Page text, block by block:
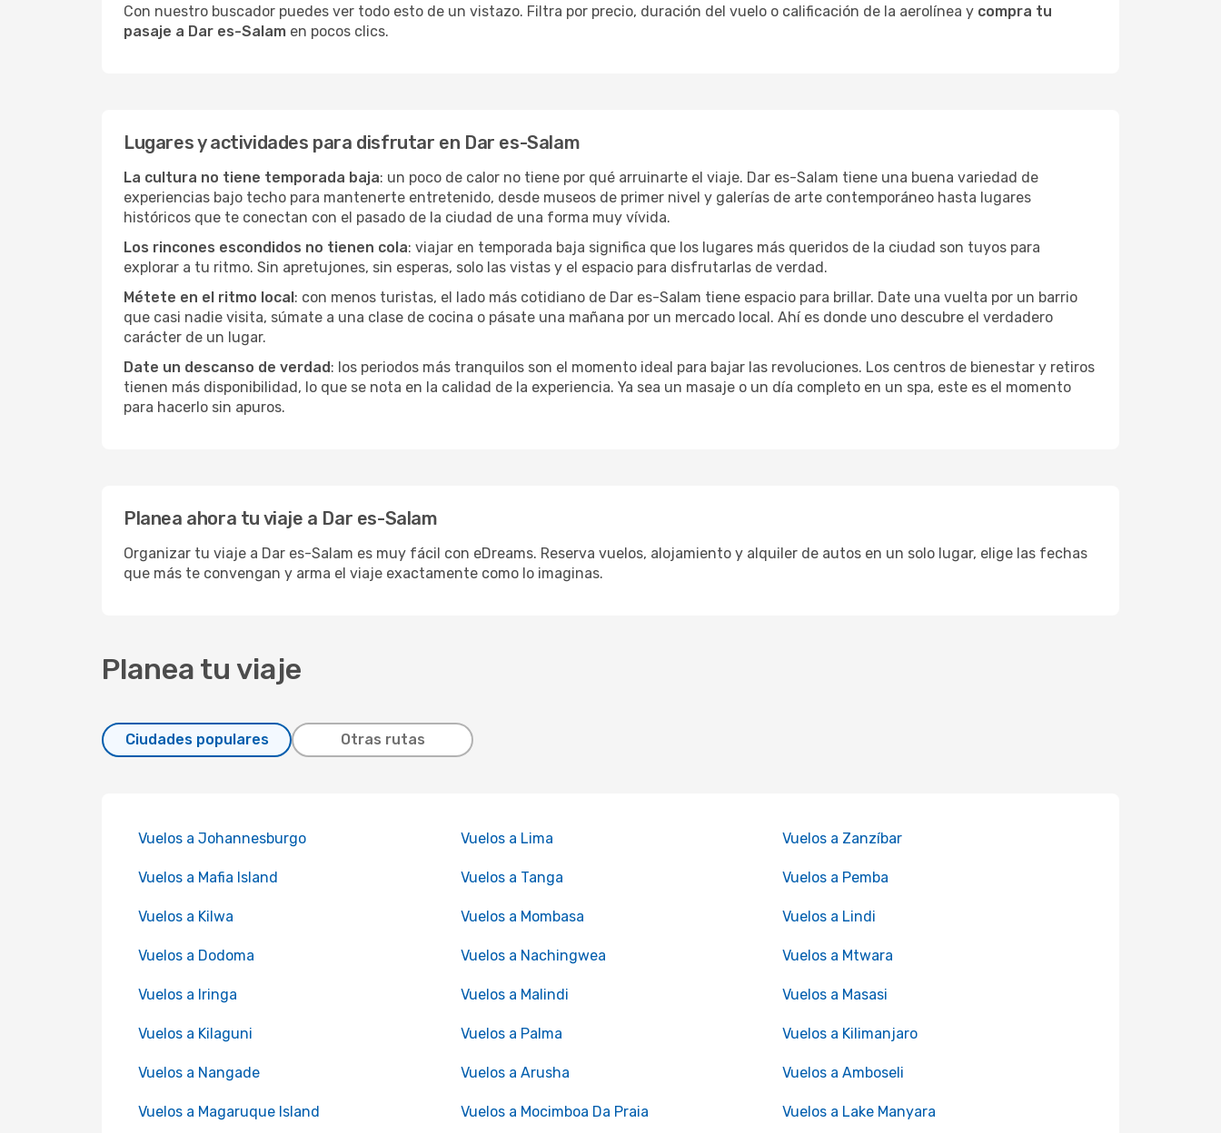
Con nuestro buscador puedes ver todo esto de un vistazo. Filtra por precio, duración del vuelo o calificación de la aerolínea y compra tu
pasaje a Dar es-Salam en pocos clics.
Lugares y actividades para disfrutar en Dar es-Salam
La cultura no tiene temporada baja: un poco de calor no tiene por qué arruinarte el viaje. Dar es-Salam tiene una buena variedad de
experiencias bajo techo para mantenerte entretenido, desde museos de primer nivel y galerías de arte contemporáneo hasta lugares
históricos que te conectan con el pasado de la ciudad de una forma muy vívida.
Los rincones escondidos no tienen cola: viajar en temporada baja significa que los lugares más queridos de la ciudad son tuyos para
explorar a tu ritmo. Sin apretujones, sin esperas, solo las vistas y el espacio para disfrutarlas de verdad.
Métete en el ritmo local: con menos turistas, el lado más cotidiano de Dar es-Salam tiene espacio para brillar. Date una vuelta por un barrio
que casi nadie visita, súmate a una clase de cocina o pásate una mañana por un mercado local. Ahí es donde uno descubre el verdadero
carácter de un lugar.
Date un descanso de verdad: los periodos más tranquilos son el momento ideal para bajar las revoluciones. Los centros de bienestar y retiros
tienen más disponibilidad, lo que se nota en la calidad de la experiencia. Ya sea un masaje o un día completo en un spa, este es el momento
para hacerlo sin apuros.
Planea ahora tu viaje a Dar es-Salam
Organizar tu viaje a Dar es-Salam es muy fácil con eDreams. Reserva vuelos, alojamiento y alquiler de autos en un solo lugar, elige las fechas
que más te convengan y arma el viaje exactamente como lo imaginas.
Planea tu viaje
Ciudades populares Otras rutas
Vuelos a Johannesburgo Vuelos a Lima Vuelos a Zanzíbar
Vuelos a Mafia Island Vuelos a Tanga Vuelos a Pemba
Vuelos a Kilwa Vuelos a Mombasa Vuelos a Lindi
Vuelos a Dodoma Vuelos a Nachingwea Vuelos a Mtwara
Vuelos a Iringa Vuelos a Malindi Vuelos a Masasi
Vuelos a Kilaguni Vuelos a Palma Vuelos a Kilimanjaro
Vuelos a Nangade Vuelos a Arusha Vuelos a Amboseli
Vuelos a Magaruque Island Vuelos a Mocimboa Da Praia Vuelos a Lake Manyara